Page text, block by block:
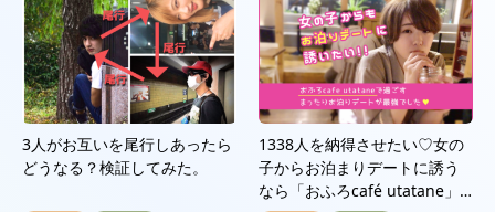
3人がお互いを尾行しあったら
どうなる？検証してみた。
1338人を納得させたい♡女の
子からお泊まりデートに誘う
なら「おふろcafé utatane」…